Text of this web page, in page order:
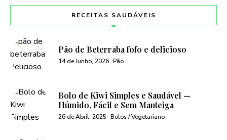
RECEITAS SAUDÁVEIS
Pão de Beterraba fofo e delicioso
14 de Junho, 2026 Pão
Bolo de Kiwi Simples e Saudável —
Húmido, Fácil e Sem Manteiga
26 de Abril, 2025 Bolos / Vegetariano